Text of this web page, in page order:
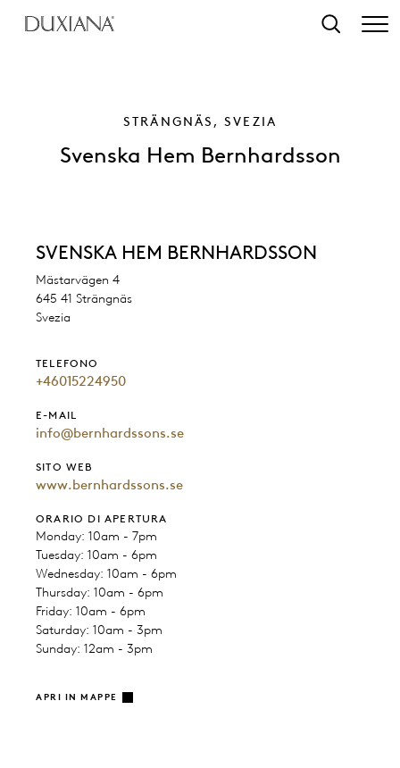
Ricerca
STRÄNGNÄS, SVEZIA
Svenska Hem Bernhardsson
SVENSKA HEM BERNHARDSSON
Mästarvägen 4
645 41 Strängnäs
Svezia
TELEFONO
+46015224950
E-MAIL
info@bernhardssons.se
SITO WEB
www.bernhardssons.se
ORARIO DI APERTURA
Monday: 10am - 7pm
Tuesday: 10am - 6pm
Wednesday: 10am - 6pm
Thursday: 10am - 6pm
Friday: 10am - 6pm
Saturday: 10am - 3pm
Sunday: 12am - 3pm
APRI IN MAPPE